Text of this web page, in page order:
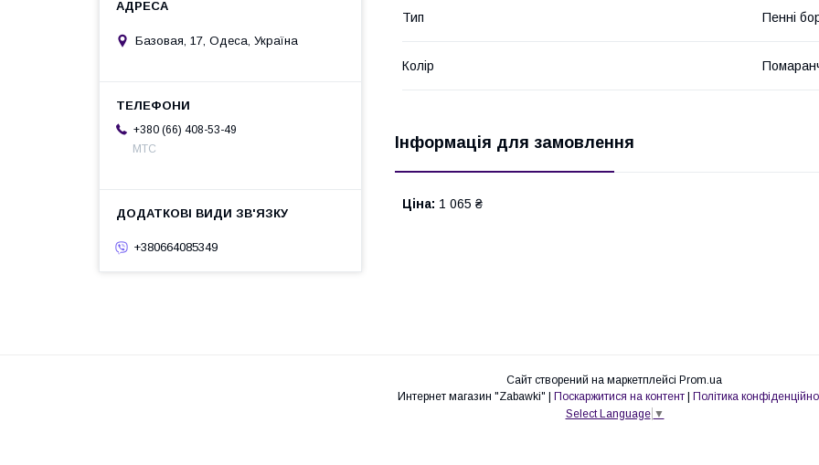
Тип Пенні
Колір
Інформація для замовлення
Ціна: 1 065 ₴
Базовая, 17, Одеса, Україна
+380 (66) 408-53-49
МТС
+380664085349
Сайт створений на маркетплейсі Prom.ua
Поскаржитися на контент
Політика
Select Language ▼